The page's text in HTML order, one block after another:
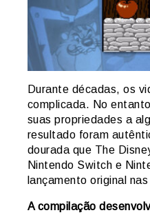
Durante décadas, os
complicada. No
suas propriedades a
resultado foram
dourada que The
Nintendo Switch e
lançamento original
A compilação